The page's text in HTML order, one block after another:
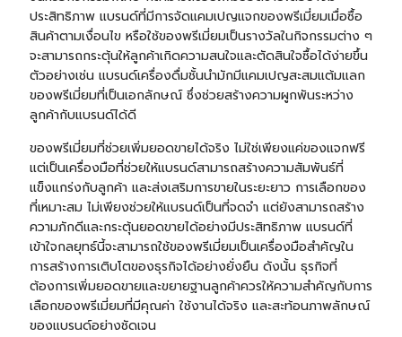
ประสิทธิภาพ แบรนด์ที่มีการจัดแคมเปญแจกของพรีเมี่ยมเมื่อซื้อ
สินค้าตามเงื่อนไข หรือใช้ของพรีเมี่ยมเป็นรางวัลในกิจกรรมต่าง ๆ
จะสามารถกระตุ้นให้ลูกค้าเกิดความสนใจและตัดสินใจซื้อได้ง่ายขึ้น
ตัวอย่างเช่น แบรนด์เครื่องดื่มชั้นนำมักมีแคมเปญสะสมแต้มแลก
ของพรีเมี่ยมที่เป็นเอกลักษณ์ ซึ่งช่วยสร้างความผูกพันระหว่าง
ลูกค้ากับแบรนด์ได้ดี
ของพรีเมี่ยมที่ช่วยเพิ่มยอดขายได้จริง ไม่ใช่เพียงแค่ของแจกฟรี
แต่เป็นเครื่องมือที่ช่วยให้แบรนด์สามารถสร้างความสัมพันธ์ที่
แข็งแกร่งกับลูกค้า และส่งเสริมการขายในระยะยาว การเลือกของ
ที่เหมาะสม ไม่เพียงช่วยให้แบรนด์เป็นที่จดจำ แต่ยังสามารถสร้าง
ความภักดีและกระตุ้นยอดขายได้อย่างมีประสิทธิภาพ แบรนด์ที่
เข้าใจกลยุทธ์นี้จะสามารถใช้ของพรีเมี่ยมเป็นเครื่องมือสำคัญใน
การสร้างการเติบโตของธุรกิจได้อย่างยั่งยืน ดังนั้น ธุรกิจที่
ต้องการเพิ่มยอดขายและขยายฐานลูกค้าควรให้ความสำคัญกับการ
เลือกของพรีเมี่ยมที่มีคุณค่า ใช้งานได้จริง และสะท้อนภาพลักษณ์
ของแบรนด์อย่างชัดเจน